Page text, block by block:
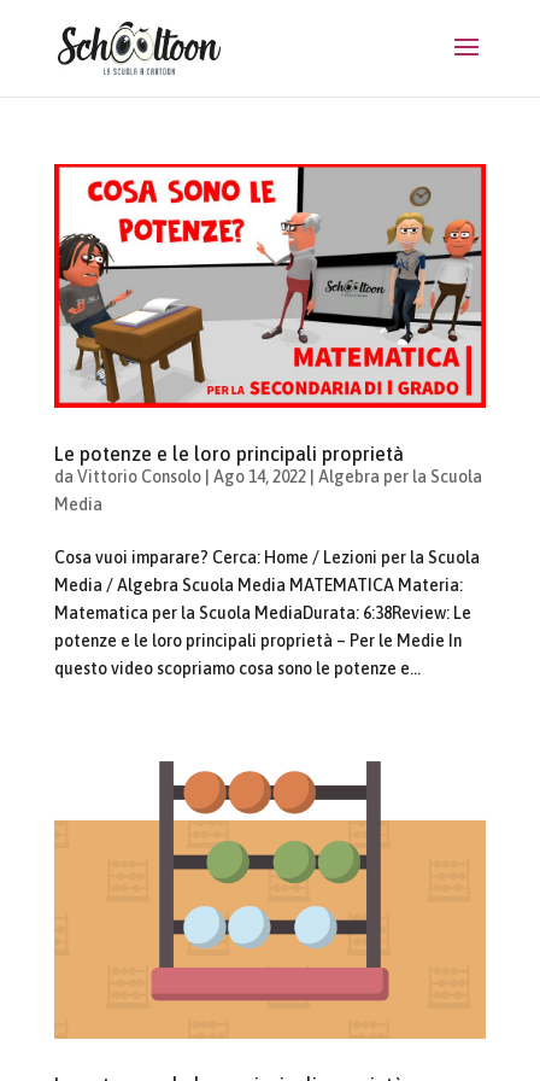
Le potenze e le loro principali proprietà
da Vittorio Consolo| Ago 14, 2022| Algebra per la Scuola
Media
Cosa vuoi imparare? Cerca: Home / Lezioni per la Scuola
Media / Algebra Scuola Media MATEMATICA Materia:
Matematica per la Scuola MediaDurata: 6:38Review: Le
potenze e le loro principali proprietà – Per le Medie In
questo video scopriamo cosa sono le potenze e...